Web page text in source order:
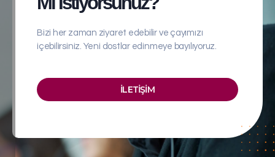
Bizi her zaman ziyaret edebilir ve çayımızı
içebilirsiniz. Yeni dostlar edinmeye bayılıyoruz.
İLETİŞİM